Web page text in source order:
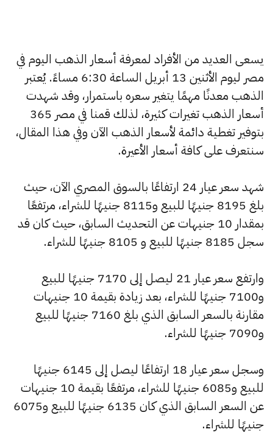
يسعى العديد من الأفراد لمعرفة أسعار الذهب اليوم في
مصر ليوم الأثنين 13 أبريل الساعة 6:30 مساءً. يُعتبر
الذهب معدنًا مهمًا يتغير سعره باستمرار، وقد شهدت
أسعار الذهب تغيرات كثيرة، لذلك قمنا في مصر 365
بتوفير تغطية دائمة لأسعار الذهب الآن وفي هذا المقال،
سنتعرف على كافة أسعار الأعيرة.
شهد سعر عيار 24 ارتفاعًا بالسوق المصري الآن، حيث
بلغ 8195 جنيهًا للبيع و8115 جنيهًا للشراء، مرتفعًا
بمقدار 10 جنيهات عن التحديث السابق، حيث كان قد
سجل 8185 جنيهًا للبيع و 8105 جنيهًا للشراء.
وارتفع سعر عيار 21 ليصل إلى 7170 جنيهًا للبيع
و7100 جنيهًا للشراء، بعد زيادة بقيمة 10 جنيهات
مقارنة بالسعر السابق الذي بلغ 7160 جنيهًا للبيع
و7090 جنيهًا للشراء.
وسجل سعر عيار 18 ارتفاعًا ليصل إلى 6145 جنيهًا
للبيع و6085 جنيهًا للشراء، مرتفعًا بقيمة 10 جنيهات
عن السعر السابق الذي كان 6135 جنيهًا للبيع و6075
جنيهًا للشراء.